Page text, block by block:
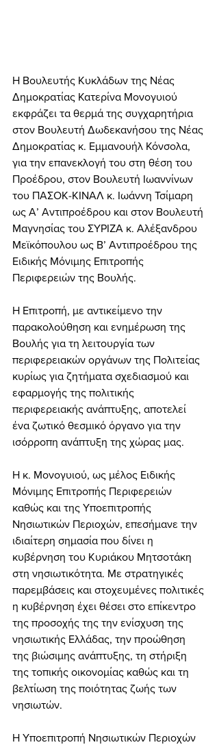
Η Βουλευτής Κυκλάδων της Νέας
Δημοκρατίας Κατερίνα Μονογυιού
εκφράζει τα θερμά της συγχαρητήρια
στον Βουλευτή Δωδεκανήσου της Νέας
Δημοκρατίας κ. Εμμανουήλ Κόνσολα,
για την επανεκλογή του στη θέση του
Προέδρου, στον Βουλευτή Ιωαννίνων
του ΠΑΣΟΚ-ΚΙΝΑΛ κ. Ιωάννη Τσίμαρη
ως Α’ Αντιπροέδρου και στον Βουλευτή
Μαγνησίας του ΣΥΡΙΖΑ κ. Αλέξανδρου
Μεϊκόπουλου ως Β’ Αντιπροέδρου της
Ειδικής Μόνιμης Επιτροπής
Περιφερειών της Βουλής.
Η Επιτροπή, με αντικείμενο την
παρακολούθηση και ενημέρωση της
Βουλής για τη λειτουργία των
περιφερειακών οργάνων της Πολιτείας
κυρίως για ζητήματα σχεδιασμού και
εφαρμογής της πολιτικής
περιφερειακής ανάπτυξης, αποτελεί
ένα ζωτικό θεσμικό όργανο για την
ισόρροπη ανάπτυξη της χώρας μας.
Η κ. Μονογυιού, ως μέλος Ειδικής
Μόνιμης Επιτροπής Περιφερειών
καθώς και της Υποεπιτροπής
Νησιωτικών Περιοχών, επεσήμανε την
ιδιαίτερη σημασία που δίνει η
κυβέρνηση του Κυριάκου Μητσοτάκη
στη νησιωτικότητα. Με στρατηγικές
παρεμβάσεις και στοχευμένες πολιτικές
η κυβέρνηση έχει θέσει στο επίκεντρο
της προσοχής της την ενίσχυση της
νησιωτικής Ελλάδας, την προώθηση
της βιώσιμης ανάπτυξης, τη στήριξη
της τοπικής οικονομίας καθώς και τη
βελτίωση της ποιότητας ζωής των
νησιωτών.
Η Υποεπιτροπή Νησιωτικών Περιοχών